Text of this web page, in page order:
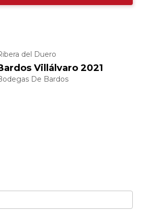
del Duero
Villálvaro 2021
De Bardos